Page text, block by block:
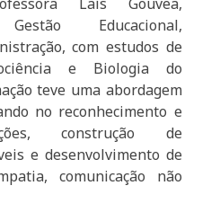
Laís Gouvea,
Educacional,
com estudos de
e Biologia do
teve uma abordagem
no reconhecimento e
construção de
e desenvolvimento de
comunicação não